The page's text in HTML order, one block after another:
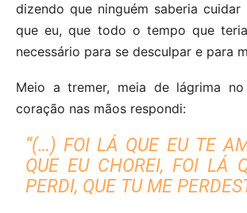
dizendo que ninguém saberia
que eu, que todo o tempo que
necessário para se desculpar e para
Meio a tremer, meia de lágrima
coração nas mãos respondi:
“(…) FOI LÁ QUE EU TE
QUE EU CHOREI, FOI LÁ
PERDI, QUE TU ME